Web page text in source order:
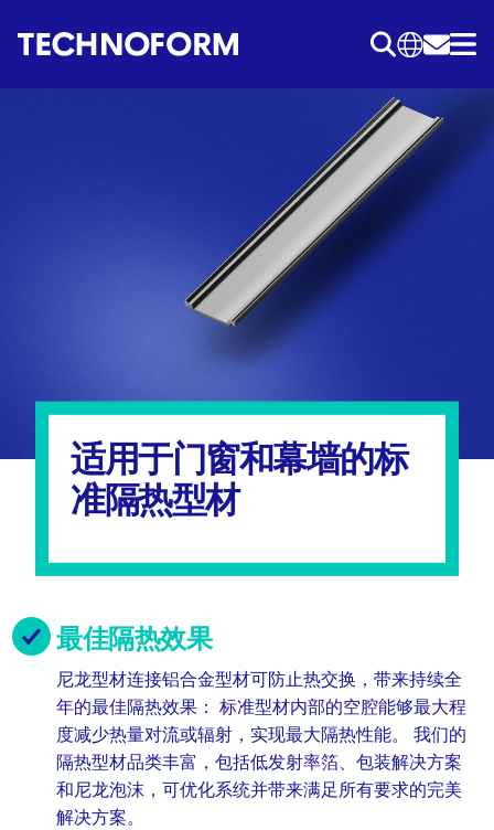
转
适用于门窗和幕墙的标
准隔热型材
最佳隔热效果
尼龙型材连接铝合金型材可防止热交换，带来持续全
年的最佳隔热效果： 标准型材内部的空腔能够最大程
度减少热量对流或辐射，实现最大隔热性能。 我们的
隔热型材品类丰富，包括低发射率箔、包装解决方案
和尼龙泡沫，可优化系统并带来满足所有要求的完美
解决方案。